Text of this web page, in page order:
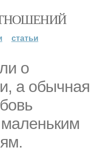
статьи
о
а обычная
маленьким